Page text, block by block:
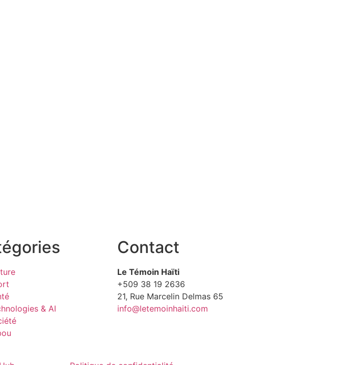
& AI
Contact
Le Témoin Haïti
+509 38 19 2636
21, Rue Marcelin Delmas 65
info@letemoinhaiti.com